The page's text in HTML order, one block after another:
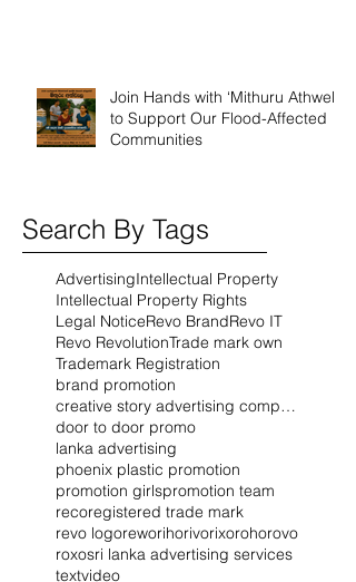
Join Hands with ‘Mithuru Athwela’
to Support Our Flood-Affected
Communities
Search By Tags
AdvertisingIntellectual Property
Intellectual Property Rights
Legal NoticeRevo BrandRevo IT
Revo RevolutionTrade mark own
Trademark Registration
brand promotion
creative story advertising company
door to door promo
lanka advertising
phoenix plastic promotion
promotion girlspromotion team
recoregistered trade mark
revo logoreworihorivorixorohorovo
roxosri lanka advertising services
textvideo